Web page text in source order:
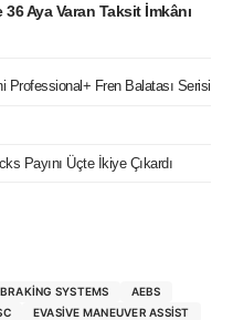
Aya Varan Taksit İmkânı
Professional+ Fren Balatası Serisi
Payını Üçte İkiye Çıkardı
SYSTEMS
AEBS
EVASIVE MANEUVER ASSIST